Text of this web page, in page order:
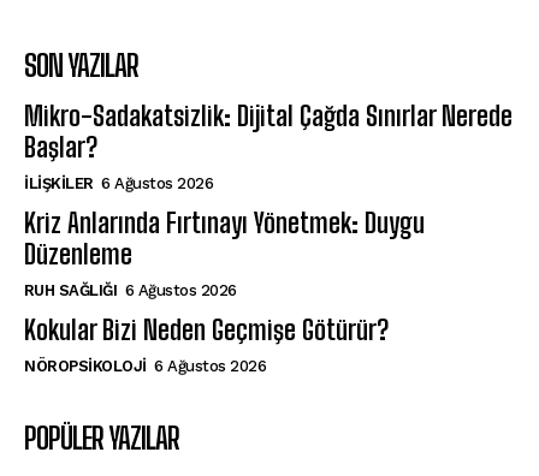
SON YAZILAR
Mikro-Sadakatsizlik: Dijital Çağda Sınırlar Nerede
Başlar?
İLIŞKILER 6 Ağustos 2026
Kriz Anlarında Fırtınayı Yönetmek: Duygu
Düzenleme
⁠RUH SAĞLIĞI 6 Ağustos 2026
Kokular Bizi Neden Geçmişe Götürür?
NÖROPSIKOLOJI 6 Ağustos 2026
POPÜLER YAZILAR